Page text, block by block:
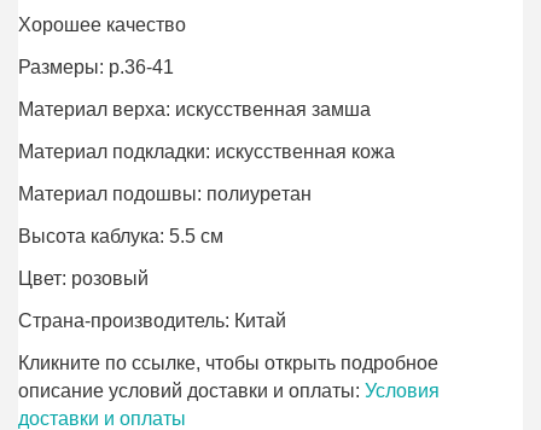
Хорошее качество
Размеры: р.36-41
Материал верха: искусственная замша
Материал подкладки: искусственная кожа
Материал подошвы: полиурeтан
Высота каблука: 5.5 см
Цвет: розовый
Страна-производитель: Китай
Кликните по ссылке, чтобы открыть подробное
описание условий доставки и оплаты:Условия
доставки и оплаты